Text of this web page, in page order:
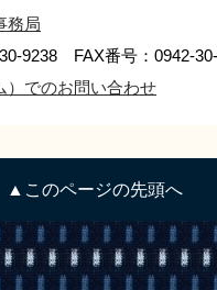
務局
9238 FAX番号：0942-
）でのお問い合わせ
▲このページの先頭へ